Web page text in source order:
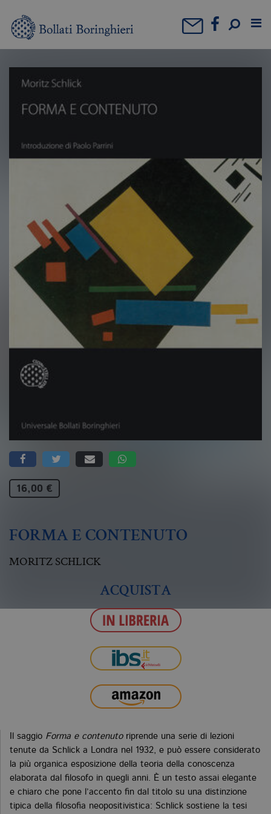
16,00 €
FORMA E CONTENUTO
MORITZ SCHLICK
ACQUISTA
Il saggio Forma e contenutoriprende una serie di lezioni
tenute da Schlick a Londra nel 1932, e può essere considerato
la più organica esposizione della teoria della conoscenza
elaborata dal filosofo in quegli anni. È un testo assai elegante
e chiaro che pone l’accento fin dal titolo su una distinzione
tipica della filosofia neopositivistica: Schlick sostiene la tesi